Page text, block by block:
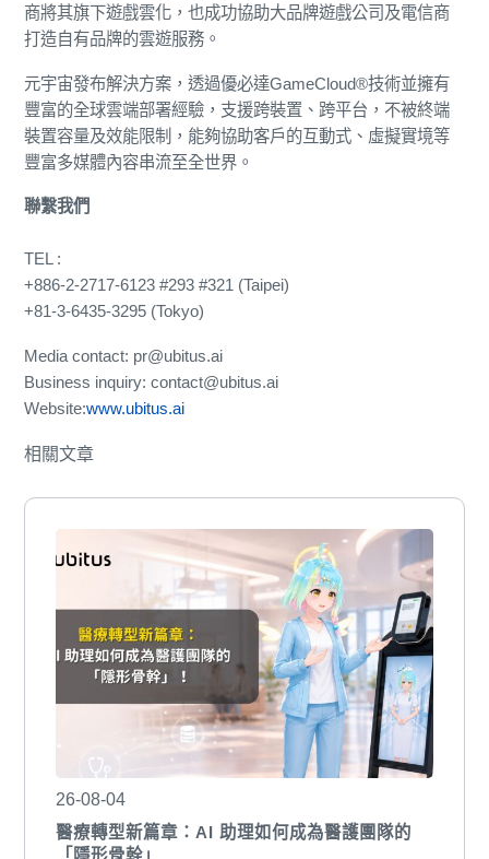
商將其旗下遊戲雲化，也成功協助大品牌遊戲公司及電信商
打造自有品牌的雲遊服務。
元宇宙發布解決方案，透過優必達GameCloud®技術並擁有
豐富的全球雲端部署經驗，支援跨裝置、跨平台，不被終端
裝置容量及效能限制，能夠協助客戶的互動式、虛擬實境等
豐富多媒體內容串流至全世界。
聯繫我們
TEL :
+886-2-2717-6123 #293 #321 (Taipei)
+81-3-6435-3295 (Tokyo)
Media contact: pr@ubitus.ai
Business inquiry: contact@ubitus.ai
Website:www.ubitus.ai
相關文章
26-08-04
醫療轉型新篇章：AI 助理如何成為醫護團隊的
「隱形骨幹」